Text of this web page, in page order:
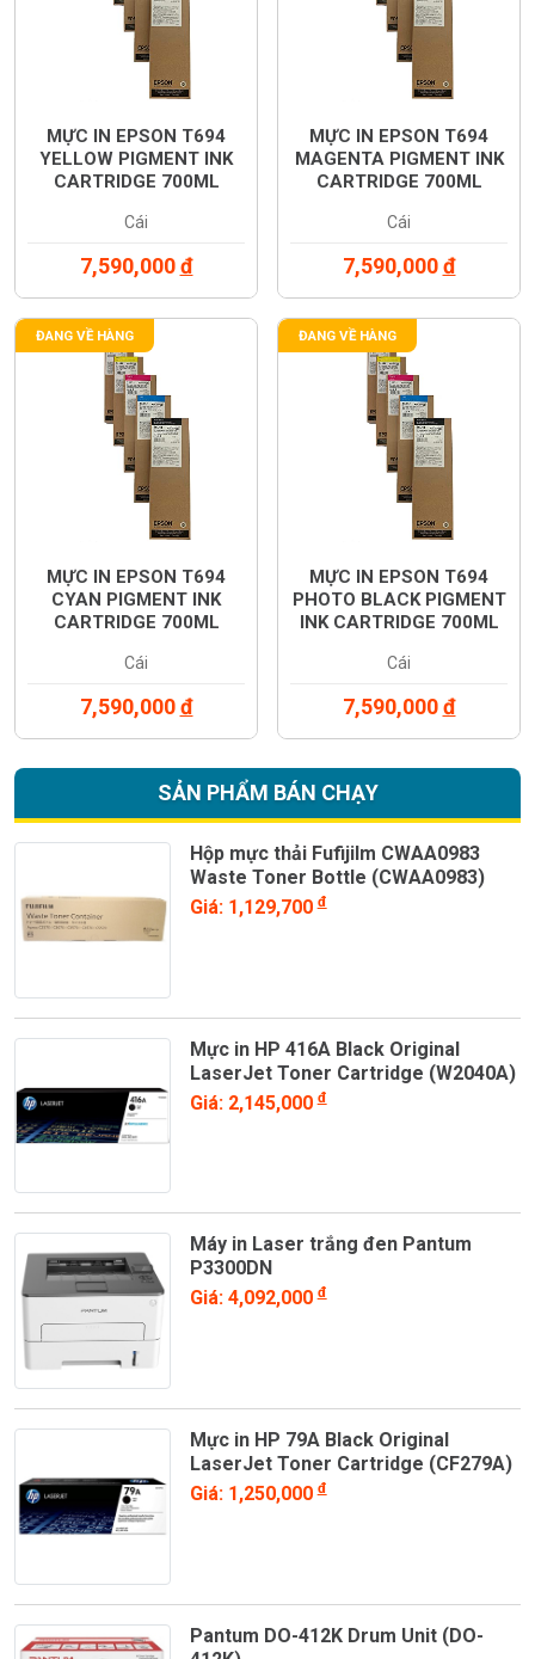
MỰC IN EPSON T694
YELLOW PIGMENT INK
CARTRIDGE 700ML
Cái
7,590,000đ
MỰC IN EPSON T694
MAGENTA PIGMENT INK
CARTRIDGE 700ML
Cái
7,590,000đ
ĐANG VỀ HÀNG
MỰC IN EPSON T694
CYAN PIGMENT INK
CARTRIDGE 700ML
Cái
7,590,000đ
ĐANG VỀ HÀNG
MỰC IN EPSON T694
PHOTO BLACK PIGMENT
INK CARTRIDGE 700ML
Cái
7,590,000đ
SẢN PHẨM BÁN CHẠY
Hộp mực thải Fufijilm CWAA0983
Waste Toner Bottle (CWAA0983)
Giá: 1,129,700đ
Mực in HP 416A Black Original
LaserJet Toner Cartridge (W2040A)
Giá: 2,145,000đ
Máy in Laser trắng đen Pantum
P3300DN
Giá: 4,092,000đ
Mực in HP 79A Black Original
LaserJet Toner Cartridge (CF279A)
Giá: 1,250,000đ
Pantum DO-412K Drum Unit (DO-